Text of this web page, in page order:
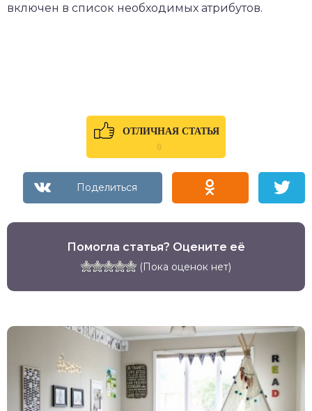
включен в список необходимых атрибутов.
ОТЛИЧНАЯ СТАТЬЯ
0
Помогла статья? Оцените её
(Пока оценок нет)